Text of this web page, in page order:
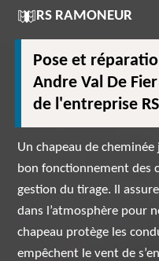
RS RAMONEUR
Pose et
Andre Val De
de l'entreprise
Un chapeau de
bon fonctionnement des
gestion du tirage. Il
dans l’atmosphère pour
chapeau protège les
empêchent le vent de